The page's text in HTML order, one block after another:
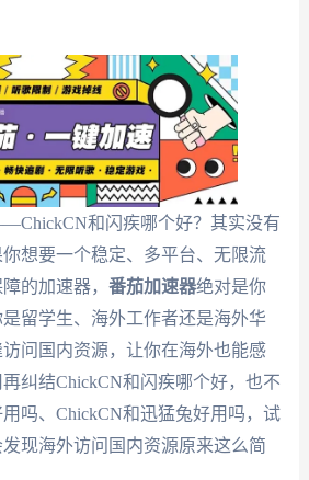
和闪疾哪个好？其实没有
想要一个稳定、多平台、无限流
的加速器， 番茄加速器绝对是你
留学生、海外工作者还是海外华
问国内资源，让你在海外也能感
纠结ChickCN和闪疾哪个好，也不
吗、ChickCN和迅猛兔好用吗，试
现海外访问国内资源原来这么简